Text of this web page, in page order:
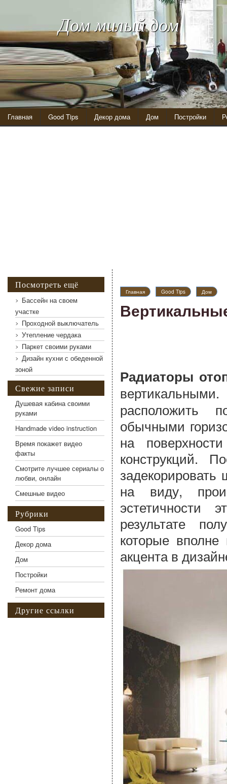
Дом милый дом
Главная Good Tips Декор дома Дом Постройки
Главная Good Tips Дом
Радиаторы
расположить
обычными
на
конструкций.
на виду,
эстетичности
результате
которые вполне
акцента в
Посмотреть ещё
Бассейн на своем
участке
Проходной выключатель
Утепление чердака
Паркет своими руками
Дизайн кухни с обеденной
зоной
Свежие записи
Душевая кабина своими
руками
Handmade video instruction
Время покажет видео
факты
Смотрите лучшее сериалы о
любви, онлайн
Смешные видео
Рубрики
Good Tips
Декор дома
Дом
Постройки
Ремонт дома
Другие ссылки